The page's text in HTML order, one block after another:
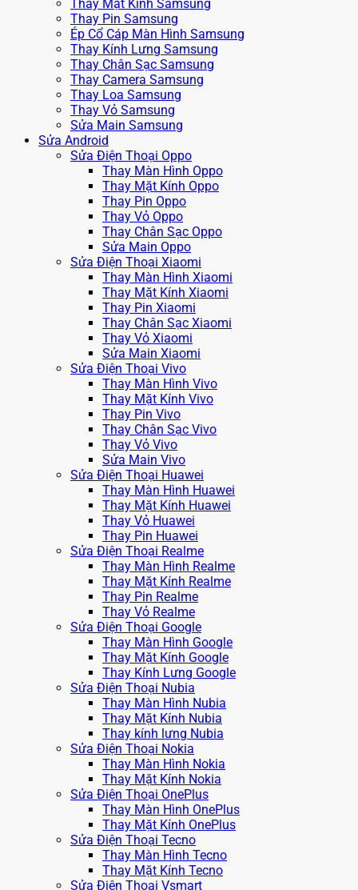
Thay Mặt Kính Samsung
Thay Pin Samsung
Ép Cổ Cáp Màn Hình Samsung
Thay Kính Lưng Samsung
Thay Chân Sạc Samsung
Thay Camera Samsung
Thay Loa Samsung
Thay Vỏ Samsung
Sửa Main Samsung
Sửa Android
Sửa Điện Thoại Oppo
Thay Màn Hình Oppo
Thay Mặt Kính Oppo
Thay Pin Oppo
Thay Vỏ Oppo
Thay Chân Sạc Oppo
Sửa Main Oppo
Sửa Điện Thoại Xiaomi
Thay Màn Hình Xiaomi
Thay Mặt Kính Xiaomi
Thay Pin Xiaomi
Thay Chân Sạc Xiaomi
Thay Vỏ Xiaomi
Sửa Main Xiaomi
Sửa Điện Thoại Vivo
Thay Màn Hình Vivo
Thay Mặt Kính Vivo
Thay Pin Vivo
Thay Chân Sạc Vivo
Thay Vỏ Vivo
Sửa Main Vivo
Sửa Điện Thoại Huawei
Thay Màn Hình Huawei
Thay Mặt Kính Huawei
Thay Vỏ Huawei
Thay Pin Huawei
Sửa Điện Thoại Realme
Thay Màn Hình Realme
Thay Mặt Kính Realme
Thay Pin Realme
Thay Vỏ Realme
Sửa Điện Thoại Google
Thay Màn Hình Google
Thay Mặt Kính Google
Thay Kính Lưng Google
Sửa Điện Thoại Nubia
Thay Màn Hình Nubia
Thay Mặt Kính Nubia
Thay kính lưng Nubia
Sửa Điện Thoại Nokia
Thay Màn Hình Nokia
Thay Mặt Kính Nokia
Sửa Điện Thoại OnePlus
Thay Màn Hình OnePlus
Thay Mặt Kính OnePlus
Sửa Điện Thoại Tecno
Thay Màn Hình Tecno
Thay Mặt Kính Tecno
Sửa Điện Thoại Vsmart